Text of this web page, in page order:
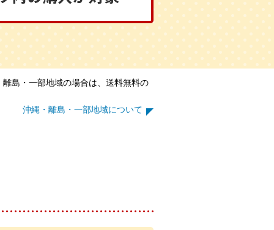
島・一部地域の場合は、送料無料の
沖縄・離島・一部地域について